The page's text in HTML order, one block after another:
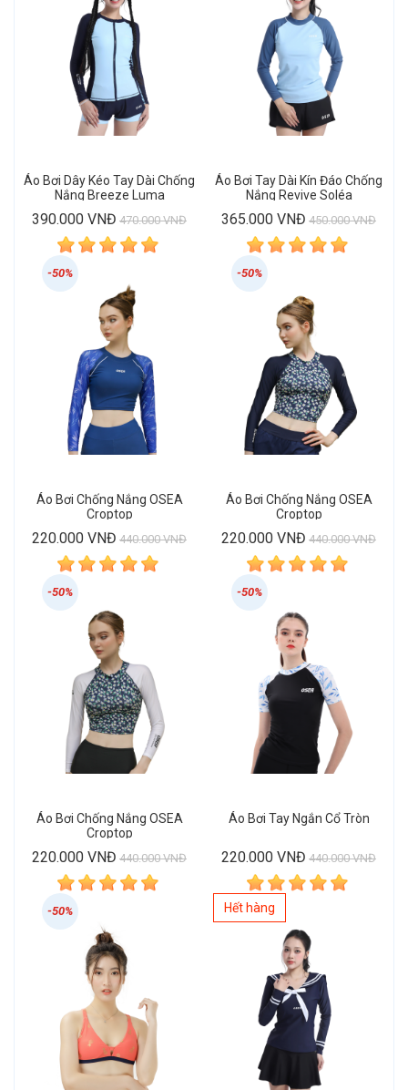
Áo Bơi Dây Kéo Tay Dài Chống
Nắng Breeze Luma
Rashguard
390.000 VNĐ 470.000 VNĐ
Áo Bơi Tay Dài Kín Đáo Chống
Nắng Revive Soléa
Rashguard
365.000 VNĐ 450.000 VNĐ
Áo Bơi Chống Nắng OSEA
Croptop
220.000 VNĐ 440.000 VNĐ
-50%
Áo Bơi Chống Nắng OSEA
Croptop
220.000 VNĐ 440.000 VNĐ
-50%
Áo Bơi Chống Nắng OSEA
Croptop
220.000 VNĐ 440.000 VNĐ
-50%
Áo Bơi Tay Ngắn Cổ Tròn
220.000 VNĐ 440.000 VNĐ
-50%
-50% Hết hàng